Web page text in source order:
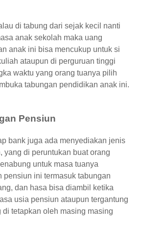
di tabung dari sejak kecil nanti
anak sekolah maka uang
anak ini bisa mencukup untuk si
ataupun di perguruan tinggi
waktu yang orang tuanya pilih
tabungan pendidikan anak ini.
Pensiun
bank juga ada menyediakan jenis
yang di peruntukan buat orang
untuk masa tuanya
pensiun ini termasuk tabungan
dan hasa bisa diambil ketika
usia pensiun ataupun tergantung
di tetapkan oleh masing masing